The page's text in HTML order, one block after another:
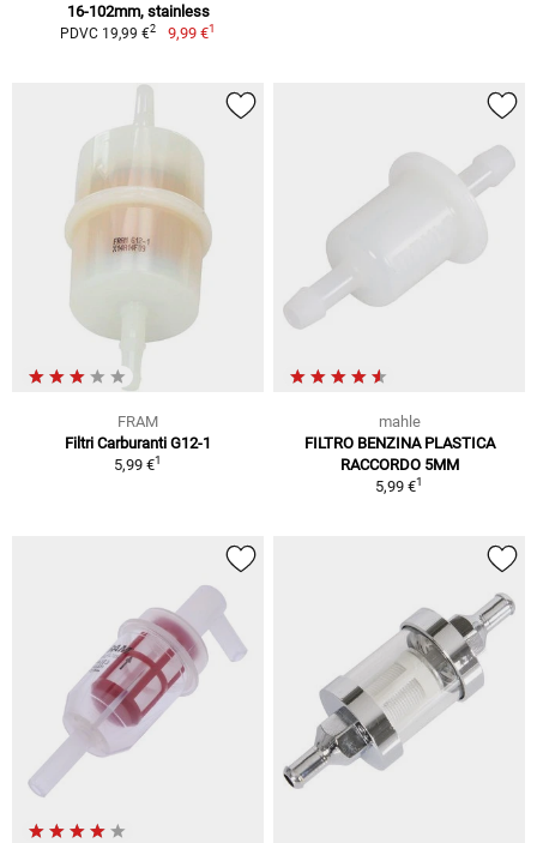
16-102mm, stainless
PDVC 19,99 €2 9,99 €1
FRAM
Filtri Carburanti G12-1
5,99 €1
mahle
FILTRO BENZINA PLASTICA
RACCORDO 5MM
5,99 €1